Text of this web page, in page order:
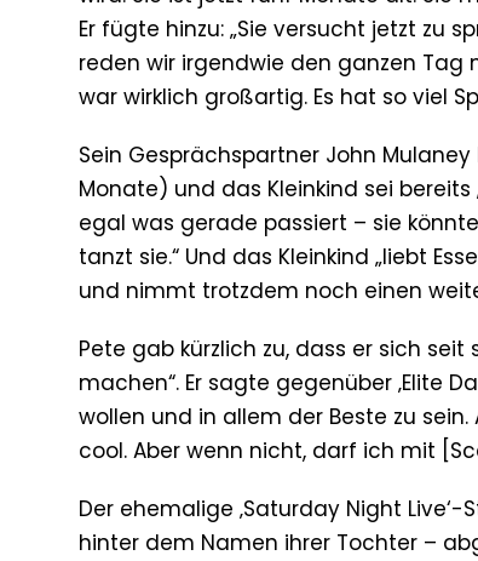
Er fügte hinzu: „Sie versucht jetzt zu
reden wir irgendwie den ganzen Tag
war wirklich großartig. Es hat so viel
Sein Gesprächspartner John
Monate) und das Kleinkind sei bereits
egal was gerade passiert – sie
tanzt sie.“ Und das Kleinkind „liebt
und nimmt trotzdem noch einen
Pete gab kürzlich zu, dass er sich
machen“. Er sagte gegenüber ‚Elite
wollen und in allem der Beste zu
cool. Aber wenn nicht, darf ich mit
Der ehemalige ‚Saturday Night
hinter dem Namen ihrer Tochter –